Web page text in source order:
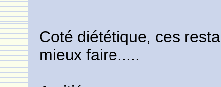
Coté diététique, ces
mieux faire.....